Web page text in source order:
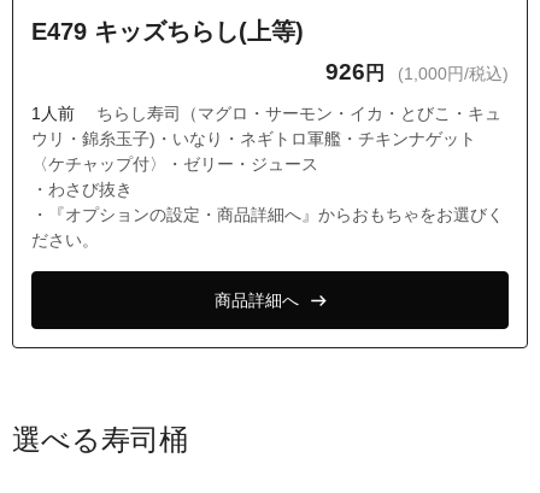
E479 キッズちらし(上等)
926 円 (1,000円/税込)
1人前
ちらし寿司（マグロ・サーモン・イカ・とびこ・キュ
ウリ・錦糸玉子)・いなり・ネギトロ軍艦・チキンナゲット
〈ケチャップ付〉・ゼリー・ジュース
・わさび抜き
・『オプションの設定・商品詳細へ』からおもちゃをお選びく
ださい。
商品詳細へ
選べる寿司桶